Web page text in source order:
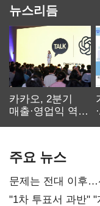
뉴스리듬
카카오, 2분기
매출·영업익 역대
주요 뉴스
문제는 전대 이후…
불복'
"1차 투표서 과반"